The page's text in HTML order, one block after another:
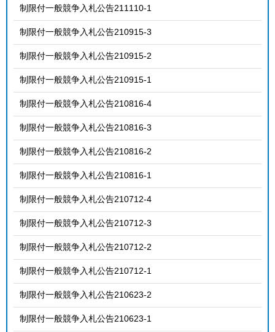
制限付一般競争入札公告211110-1
制限付一般競争入札公告210915-3
制限付一般競争入札公告210915-2
制限付一般競争入札公告210915-1
制限付一般競争入札公告210816-4
制限付一般競争入札公告210816-3
制限付一般競争入札公告210816-2
制限付一般競争入札公告210816-1
制限付一般競争入札公告210712-4
制限付一般競争入札公告210712-3
制限付一般競争入札公告210712-2
制限付一般競争入札公告210712-1
制限付一般競争入札公告210623-2
制限付一般競争入札公告210623-1